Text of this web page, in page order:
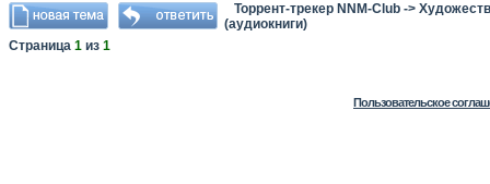
Торрент-трекер NNM-Club ->
(аудиокниги)
Страница 1 из 1
Пользовательское